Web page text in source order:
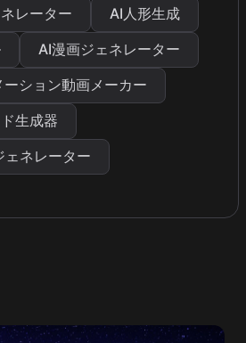
レーター
AI人形生成
AI漫画ジェネレーター
ション動画メーカー
生成器
ェネレーター